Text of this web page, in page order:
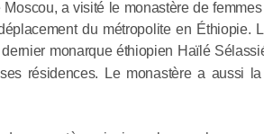
a visité le monastère de
du métropolite en Éthiopie.
monarque éthiopien Haïlé Sélassié
résidences. Le monastère a aussi la